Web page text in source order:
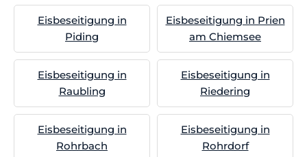
Eisbeseitigung in
Piding
Eisbeseitigung in Prien
am Chiemsee
Eisbeseitigung in
Raubling
Eisbeseitigung in
Riedering
Eisbeseitigung in
Rohrbach
Eisbeseitigung in
Rohrdorf